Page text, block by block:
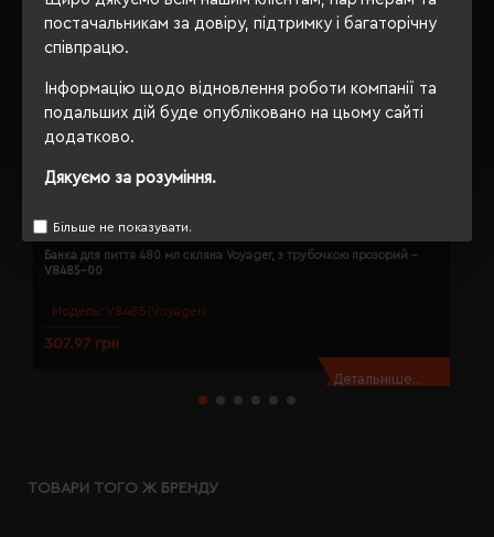
постачальникам за довіру, підтримку і багаторічну
співпрацю.
Інформацію щодо відновлення роботи компанії та
подальших дій буде опубліковано на цьому сайті
додатково.
Дякуємо за розуміння.
Більше не показувати.
Модель: V8485(Voyager)
Банка для пиття 480 мл скляна Voyager, з трубочкою прозорий -
V8485-00
307.97 грн
Детальніше...
ТОВАРИ ТОГО Ж БРЕНДУ